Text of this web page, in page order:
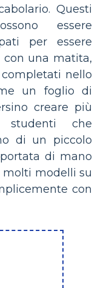
Questi
essere
per essere
una matita,
nello
un foglio di
creare più
che
di un piccolo
di mano
molti modelli su
con